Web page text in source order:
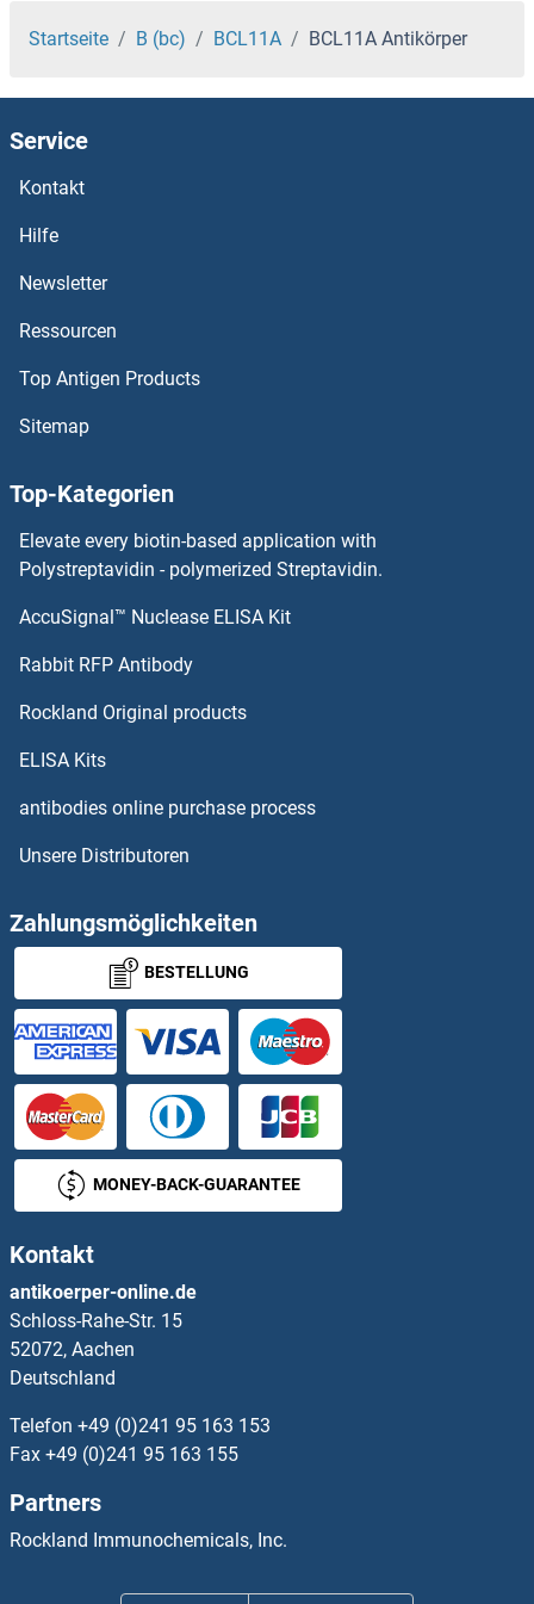
BCAS2 Antikörper
BCAS1 Antikörper
BCAR3 Antikörper
BCAP31 Antikörper
BCAP29 Antikörper
BCAN Antikörper
BBX Antikörper
BBS9 Antikörper
BBS7 Antikörper
BCL2A1 Antikörper
BCL2L1 Antikörper
BCL2L10 Antikörper
BCL2L12 Antikörper
BCL2L13 Antikörper
BCL2L14 Antikörper
BCL2L2 Antikörper
BCL3 Antikörper
BCL6 Antikörper
BCL6B Antikörper
BCL7A Antikörper
BCL7B Antikörper
Startseite B (bc) BCL11A BCL11A Antikörper
Service
Kontakt
Hilfe
Newsletter
Ressourcen
Top Antigen Products
Sitemap
Top-Kategorien
Elevate every biotin-based application with
Polystreptavidin - polymerized Streptavidin.
AccuSignal™ Nuclease ELISA Kit
Rabbit RFP Antibody
Rockland Original products
ELISA Kits
antibodies online purchase process
Unsere Distributoren
Zahlungsmöglichkeiten
BESTELLUNG
MONEY-BACK-GUARANTEE
Kontakt
antikoerper-online.de
Schloss-Rahe-Str. 15
52072, Aachen
Deutschland
Telefon +49 (0)241 95 163 153
Fax +49 (0)241 95 163 155
Partners
Rockland Immunochemicals, Inc.